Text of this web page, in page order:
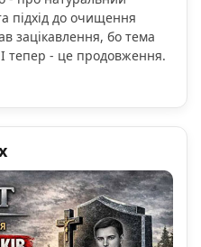
підхід до очищення
зацікавлення, бо тема
тепер - це продовження.